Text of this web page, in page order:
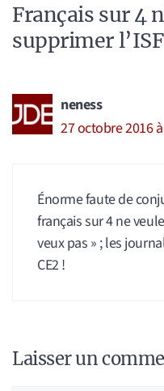
Français sur 4
supprimer
neness
27 octobre 2016
Énorme faute de
français sur 4 ne
veux pas » ; les
CE2 !
Laisser un